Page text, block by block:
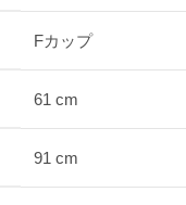
Fカップ
61 cm
91 cm